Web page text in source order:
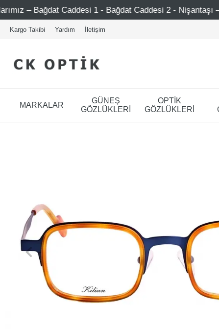
Caddesi 1 - Bağdat Caddesi 2 - Nişantaşı – Etiler –
Kargo Takibi Yardım İletişim
MARKALAR
GÜNEŞ
GÖZLÜKLERİ
OPTİK
GÖZLÜKLERİ